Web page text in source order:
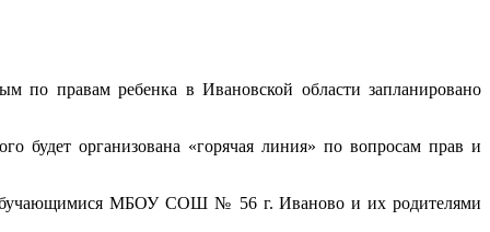
по правам ребенка вИвановской области запланировано
будет организована «горячая линия»по вопросам прав и
МБОУСОШ № 56 г.Иваново иих родителями